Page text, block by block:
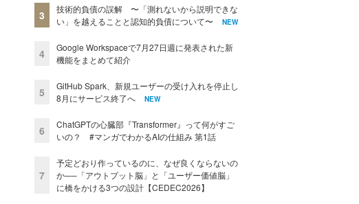
3
技術的負債の誤解 〜「測れないから説明できな
い」を越えることと認知的負債について〜
NEW
4
Google Workspaceで7月27日週に発表された新
機能をまとめて紹介
5
GitHub Spark、新規ユーザーの受け入れを停止し
8月にサービス終了へ
NEW
6
ChatGPTの心臓部『Transformer』って何がすご
いの？ #マンガでわかるAIの仕組み 第1話
7
予定どおり作っているのに、なぜ良くならないの
か──「アウトプット脳」と「ユーザー価値脳」
に橋をかける3つの設計【CEDEC2026】